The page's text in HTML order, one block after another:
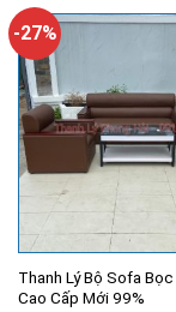
-27%
Thanh Lý Bộ Sofa Bọc
Cao Cấp Mới 99%